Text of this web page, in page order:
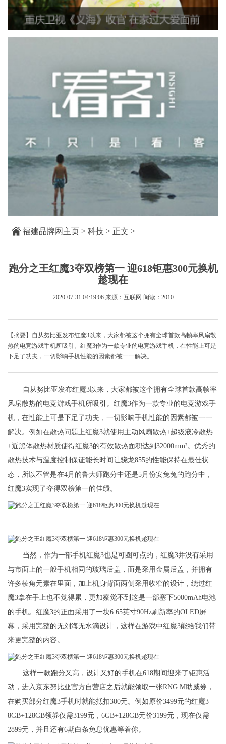
福建品牌网主页 > 科技 > 正文 >
跑分之王红魔3夺双榜第一 迎618钜惠300元换机
趁现在
2020-07-31 04:19:06 来源：互联网 阅读：2010
【摘要】自从努比亚发布红魔3以来，大家都被这个拥有全球首款高帧率风扇散
热的电竞游戏手机所吸引。红魔3作为一款专业的电竞游戏手机，在性能上可是
下足了功夫，一切影响手机性能的因素都被一一解决。
自从努比亚发布红魔3以来，大家都被这个拥有全球首款高帧率
风扇散热的电竞游戏手机所吸引。红魔3作为一款专业的电竞游戏手
机，在性能上可是下足了功夫，一切影响手机性能的因素都被一一
解决。例如在散热问题上红魔3就使用主动风扇散热+超级液冷散热
+近黑体散热材质使得红魔3的有效散热面积达到32000mm²。优秀的
散热技术与温度控制保证能长时间让骁龙855的性能保持在最佳状
态，所以不管是在4月的鲁大师跑分中还是5月份安兔兔的跑分中，
红魔3实现了夺得双榜第一的佳绩。
当然，作为一部手机红魔3也是可圈可点的，红魔3并没有采用
与市面上的一般手机相同的玻璃后盖，而是采用金属后盖，并拥有
许多棱角元素在里面，加上机身背面两侧采用收窄的设计，绕过红
魔3拿在手上也不觉得累，更加察觉不到这是一部塞下5000mAh电池
的手机。红魔3的正面采用了一块6.65英寸90Hz刷新率的OLED屏
幕，采用完整的无刘海无水滴设计，这样在游戏中红魔3能给我们带
来更完整的内容。
这样一款跑分又高，设计又好的手机在618期间迎来了钜惠活
动，进入京东努比亚官方自营店之后就能领取一张RNG.M助威券，
在购买部分红魔3手机时就能抵扣300元。例如原价3499元的红魔3
8GB+128GB领券仅需3199元，6GB+128GB元价3199元，现在仅需
2899元，并且还有6期白条免息优惠等着你。